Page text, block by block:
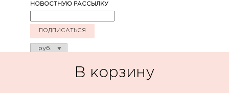
В корзину
НОВОСТНУЮ РАССЫЛКУ
ПОДПИСАТЬСЯ